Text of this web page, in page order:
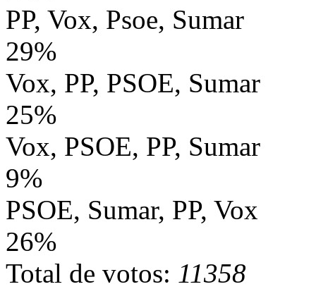
PP, Vox, Psoe, Sumar
29%
Vox, PP, PSOE, Sumar
25%
Vox, PSOE, PP, Sumar
9%
PSOE, Sumar, PP, Vox
26%
Total de votos: 11358